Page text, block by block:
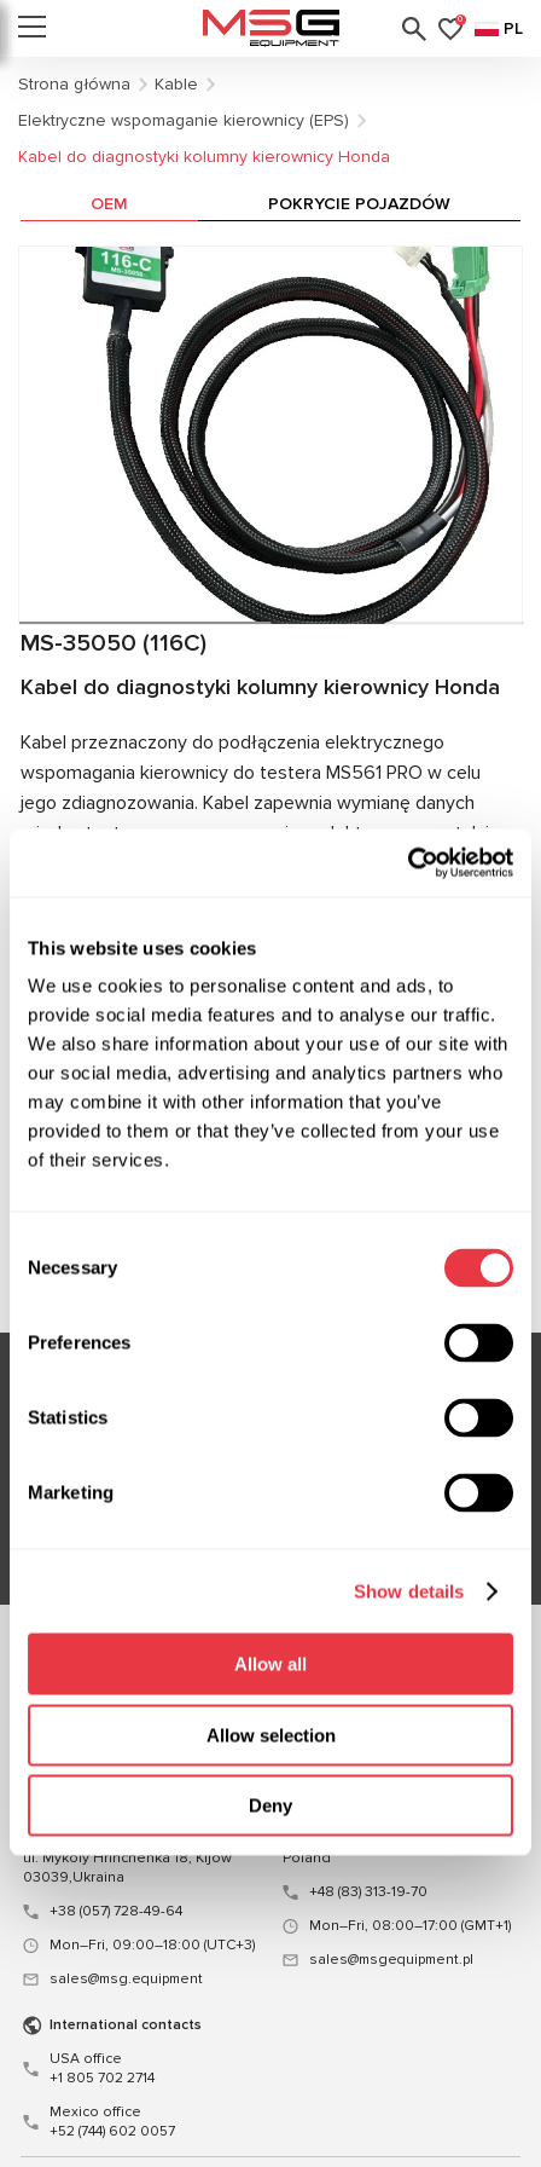
This website uses cookies
We use cookies to personalise content and ads, to
provide social media features and to analyse our traffic.
We also share information about your use of our site with
our social media, advertising and analytics partners who
may combine it with other information that you’ve
provided to them or that they’ve collected from your use
of their services.
Selection
Necessary
Preferences
Statistics
Marketing
Show details
Allow all
Allow selection
Deny
0 PL
Strona główna
Kable
Elektryczne wspomaganie kierownicy (EPS)
Kabel do diagnostyki kolumny kierownicy Honda
MS-35050 (116C)
Kabel do diagnostyki kolumny kierownicy Honda
Kabel przeznaczony do podłączenia elektrycznego
wspomagania kierownicy do testera MS561 PRO w celu
jego zdiagnozowania. Kabel zapewnia wymianę danych
między testerem a wspomaganiem elektrycznym, a także
dostarcza energię elektryczną do zespołu. Dzięki
połączenie.
Producent:MSG Equipment
Zapytaj o cenę
OEM POKRYCIE POJAZDÓW
MS35050116C, HO701R
CZATUJ Z NAMI
KONTAKT
ul. Mykoly Hrinchenka 18, Kijów
03039,Ukraina
+38 (057) 728-49-64
Mon–Fri, 09:00–18:00 (UTC+3)
sales@msg.equipment
ul. Familijna 27, Warszawa 03-197,
Poland
+48 (83) 313-19-70
Mon–Fri, 08:00–17:00 (GMT+1)
sales@msgequipment.pl
International contacts
USA office
+1 805 702 2714
Mexico office
+52 (744) 602 0057